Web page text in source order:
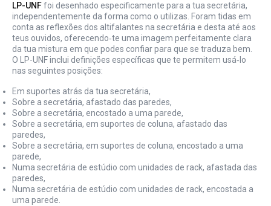
LP-UNFfoi desenhado especificamente para a tua secretária,
independentemente da forma como o utilizas. Foram tidas em
conta as reflexões dos altifalantes na secretária e desta até aos
teus ouvidos, oferecendo‑te uma imagem perfeitamente clara
da tua mistura em que podes confiar para que se traduza bem.
O LP-UNF inclui definições específicas que te permitem usá‑lo
nas seguintes posições:
Em suportes atrás da tua secretária,
Sobre a secretária, afastado das paredes,
Sobre a secretária, encostado a uma parede,
Sobre a secretária, em suportes de coluna, afastado das
paredes,
Sobre a secretária, em suportes de coluna, encostado a uma
parede,
Numa secretária de estúdio com unidades de rack, afastada das
paredes,
Numa secretária de estúdio com unidades de rack, encostada a
uma parede.